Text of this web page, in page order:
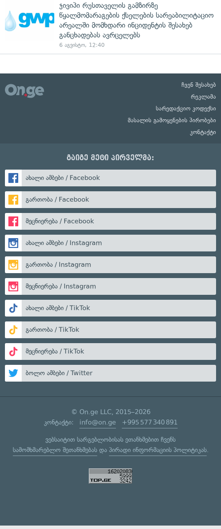
ჯივიპი რუსთაველის გამზირზე
წყალმომარაგების ქსელების სარეაბილიტაციო
არეალში მომხდარი ინციდენტის შესახებ
განცხადებას ავრცელებს
6 აგვისტო, 12:40
ჩვენ შესახებ
რეკლამა
სარედაქციო კოდექსი
მასალის გამოყენების პირობები
კონტაქტი
გაიგე მეტი პირველმა:
ახალი ამბები / Facebook
გართობა / Facebook
მეცნიერება / Facebook
ახალი ამბები / Instagram
გართობა / Instagram
მეცნიერება / Instagram
ახალი ამბები / TikTok
გართობა / TikTok
მეცნიერება / TikTok
ბოლო ამბები / Twitter
© On.ge LLC, 2015–2026
კონტაქტი: info@on.ge +995 577 340 891
ვებსაიტით სარგებლობისას ეთანხმებით ჩვენს
სამომხმარებლო შეთანხმებასდა პირადი ინფორმაციის პოლიტიკას.